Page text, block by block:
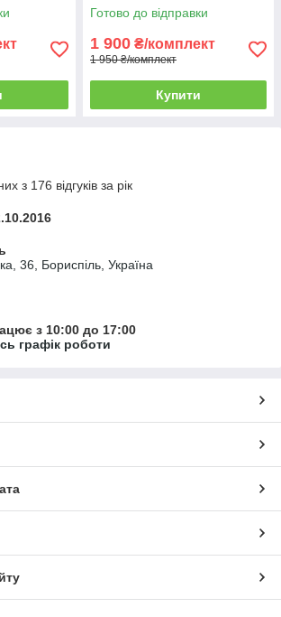
Готово до відправки
1 900 ₴/комплект
1 950 ₴/комплект
Купити
з 176 відгуків за рік
36, Бориспіль, Україна
з 10:00 до 17:00
графік роботи